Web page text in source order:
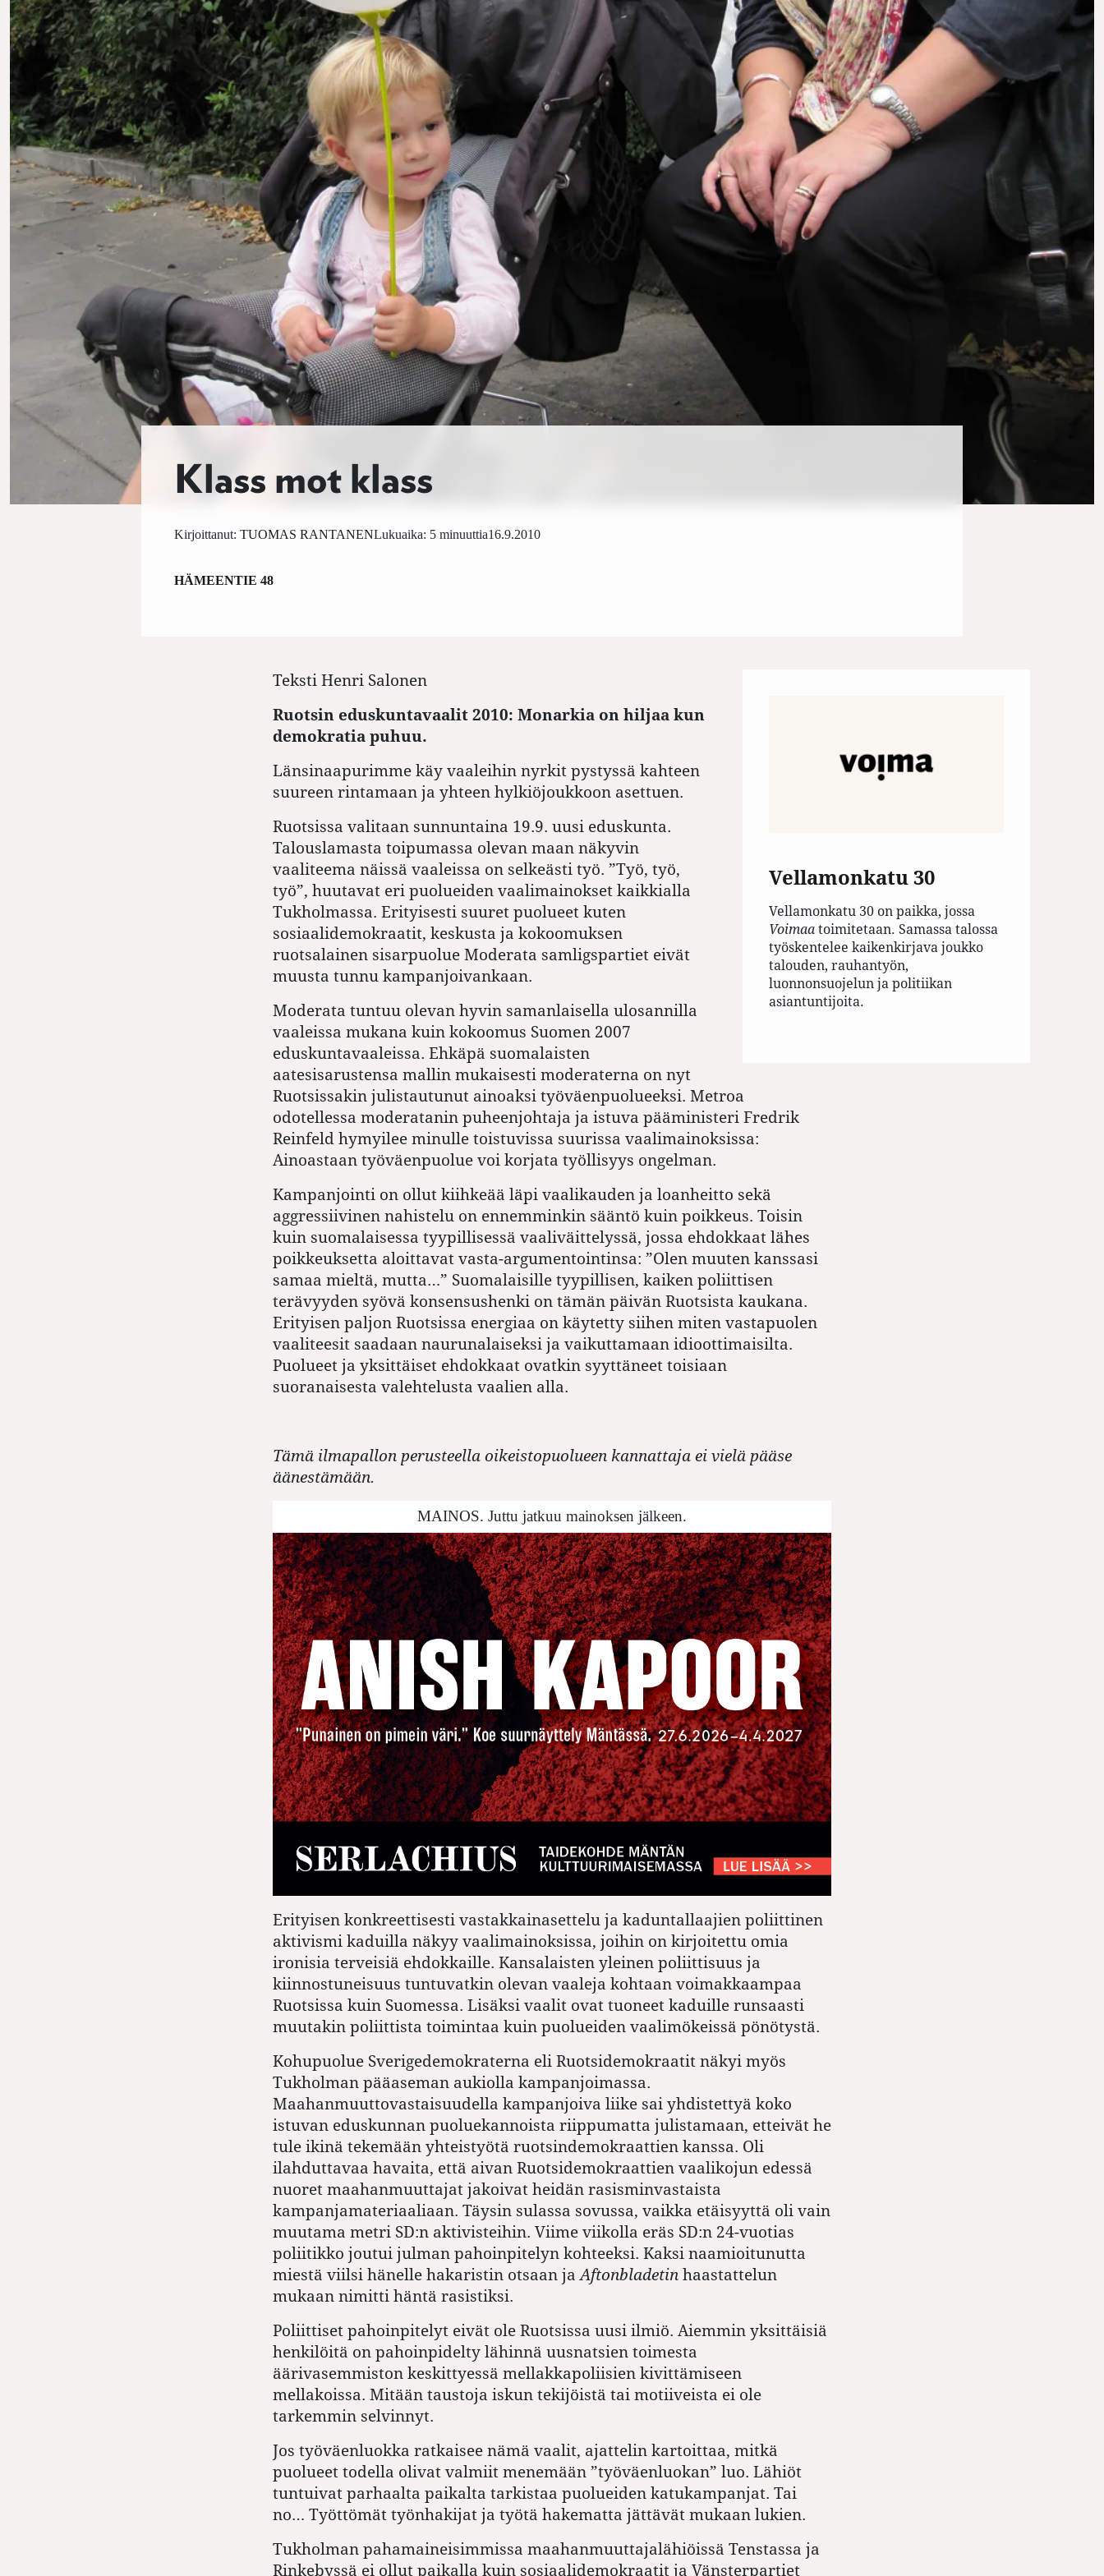
Klass mot klass
16.9.2010
Kirjoittanut: TUOMAS RANTANENLukuaika: 5 minuuttia
HÄMEENTIE 48
Vellamonkatu 30
Vellamonkatu 30 on paikka, jossa
Voimaatoimitetaan. Samassa talossa
työskentelee kaikenkirjava joukko
talouden, rauhantyön,
luonnonsuojelun ja politiikan
asiantuntijoita.
Teksti Henri Salonen
Ruotsin eduskuntavaalit 2010: Monarkia on hiljaa kun
demokratia puhuu.
Länsinaapurimme käy vaaleihin nyrkit pystyssä kahteen
suureen rintamaan ja yhteen hylkiöjoukkoon asettuen.
Ruotsissa valitaan sunnuntaina 19.9. uusi eduskunta.
Talouslamasta toipumassa olevan maan näkyvin
vaaliteema näissä vaaleissa on selkeästi työ. ”Työ, työ,
työ”, huutavat eri puolueiden vaalimainokset kaikkialla
Tukholmassa. Erityisesti suuret puolueet kuten
sosiaalidemokraatit, keskusta ja kokoomuksen
ruotsalainen sisarpuolue Moderata samligspartiet eivät
muusta tunnu kampanjoivankaan.
Moderata tuntuu olevan hyvin samanlaisella ulosannilla
vaaleissa mukana kuin kokoomus Suomen 2007
eduskuntavaaleissa. Ehkäpä suomalaisten
aatesisarustensa mallin mukaisesti moderaterna on nyt
Ruotsissakin julistautunut ainoaksi työväenpuolueeksi. Metroa
odotellessa moderatanin puheenjohtaja ja istuva pääministeri Fredrik
Reinfeld hymyilee minulle toistuvissa suurissa vaalimainoksissa:
Ainoastaan työväenpuolue voi korjata työllisyys ongelman.
Kampanjointi on ollut kiihkeää läpi vaalikauden ja loanheitto sekä
aggressiivinen nahistelu on ennemminkin sääntö kuin poikkeus. Toisin
kuin suomalaisessa tyypillisessä vaaliväittelyssä, jossa ehdokkaat lähes
poikkeuksetta aloittavat vasta-argumentointinsa: ”Olen muuten kanssasi
samaa mieltä, mutta…” Suomalaisille tyypillisen, kaiken poliittisen
terävyyden syövä konsensushenki on tämän päivän Ruotsista kaukana.
Erityisen paljon Ruotsissa energiaa on käytetty siihen miten vastapuolen
vaaliteesit saadaan naurunalaiseksi ja vaikuttamaan idioottimaisilta.
Puolueet ja yksittäiset ehdokkaat ovatkin syyttäneet toisiaan
suoranaisesta valehtelusta vaalien alla.
Tämä ilmapallon perusteella oikeistopuolueen kannattaja ei vielä pääse
äänestämään.
MAINOS. Juttu jatkuu mainoksen jälkeen.
Erityisen konkreettisesti vastakkainasettelu ja kaduntallaajien poliittinen
aktivismi kaduilla näkyy vaalimainoksissa, joihin on kirjoitettu omia
ironisia terveisiä ehdokkaille. Kansalaisten yleinen poliittisuus ja
kiinnostuneisuus tuntuvatkin olevan vaaleja kohtaan voimakkaampaa
Ruotsissa kuin Suomessa. Lisäksi vaalit ovat tuoneet kaduille runsaasti
muutakin poliittista toimintaa kuin puolueiden vaalimökeissä pönötystä.
Kohupuolue Sverigedemokraterna eli Ruotsidemokraatit näkyi myös
Tukholman pääaseman aukiolla kampanjoimassa.
Maahanmuuttovastaisuudella kampanjoiva liike sai yhdistettyä koko
istuvan eduskunnan puoluekannoista riippumatta julistamaan, etteivät he
tule ikinä tekemään yhteistyötä ruotsindemokraattien kanssa. Oli
ilahduttavaa havaita, että aivan Ruotsidemokraattien vaalikojun edessä
nuoret maahanmuuttajat jakoivat heidän rasisminvastaista
kampanjamateriaaliaan. Täysin sulassa sovussa, vaikka etäisyyttä oli vain
muutama metri SD:n aktivisteihin. Viime viikolla eräs SD:n 24-vuotias
poliitikko joutui julman pahoinpitelyn kohteeksi. Kaksi naamioitunutta
miestä viilsi hänelle hakaristin otsaan ja Aftonbladetin haastattelun
mukaan nimitti häntä rasistiksi.
Poliittiset pahoinpitelyt eivät ole Ruotsissa uusi ilmiö. Aiemmin yksittäisiä
henkilöitä on pahoinpidelty lähinnä uusnatsien toimesta
äärivasemmiston keskittyessä mellakkapoliisien kivittämiseen
mellakoissa. Mitään taustoja iskun tekijöistä tai motiiveista ei ole
tarkemmin selvinnyt.
Jos työväenluokka ratkaisee nämä vaalit, ajattelin kartoittaa, mitkä
puolueet todella olivat valmiit menemään ”työväenluokan” luo. Lähiöt
tuntuivat parhaalta paikalta tarkistaa puolueiden katukampanjat. Tai
no… Työttömät työnhakijat ja työtä hakematta jättävät mukaan lukien.
Tukholman pahamaineisimmissa maahanmuuttajalähiöissä Tenstassa ja
Rinkebyssä ei ollut paikalla kuin sosiaalidemokraatit ja Vänsterpartiet